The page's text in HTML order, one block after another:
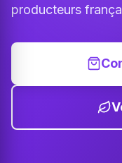
producteurs